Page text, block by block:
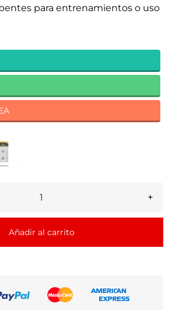
para entrenamientos o uso
+
Añadir al carrito